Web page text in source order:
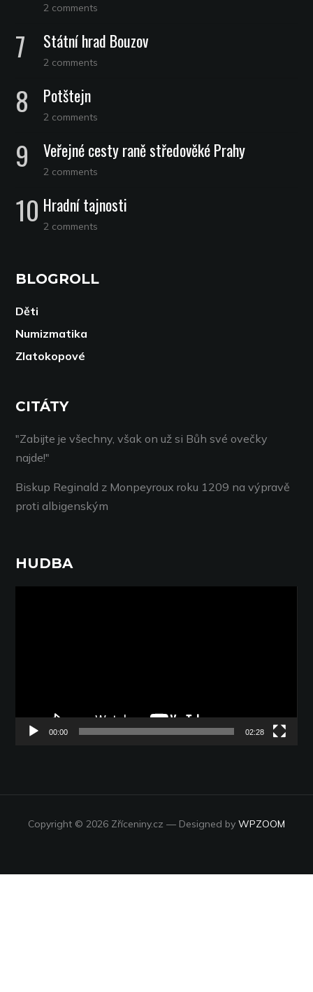
2 comments
Státní hrad Bouzov
2 comments
Potštejn
2 comments
Veřejné cesty raně středověké Prahy
2 comments
Hradní tajnosti
2 comments
BLOGROLL
Děti
Numizmatika
Zlatokopové
CITÁTY
"Zabijte je všechny, však on už si Bůh své ovečky
najde!"
Biskup Reginald z Monpeyroux roku 1209 na výpravě
proti albigenským
HUDBA
00:00 02:28
Copyright © 2026 Zříceniny.cz — Designed by WPZOOM